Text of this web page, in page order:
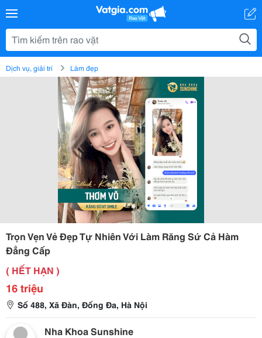
Dịch vụ, giải trí Làm đẹp
Trọn Vẹn Vẻ Đẹp Tự Nhiên Với Làm Răng Sứ Cả Hàm
Đẳng Cấp
( HẾT HẠN )
16 triệu
Số 488, Xã Đàn, Đống Đa, Hà Nội
Nha Khoa Sunshine